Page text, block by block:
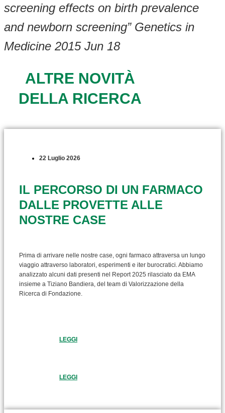
screening effects on birth prevalence
and newborn screening” Genetics in
Medicine 2015 Jun 18
ALTRE NOVITÀ
DELLA RICERCA
22 Luglio 2026
IL PERCORSO DI UN FARMACO
DALLE PROVETTE ALLE
NOSTRE CASE
Prima di arrivare nelle nostre case, ogni farmaco attraversa un lungo
viaggio attraverso laboratori, esperimenti e iter burocratici. Abbiamo
analizzato alcuni dati presenti nel Report 2025 rilasciato da EMA
insieme a Tiziano Bandiera, del team di Valorizzazione della
Ricerca di Fondazione.
LEGGI
LEGGI